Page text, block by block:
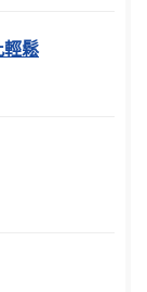
輕鬆